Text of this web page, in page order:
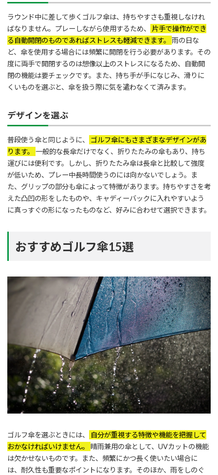
ラウンド中に差して歩くゴルフ傘は、持ちやすさも重視しなけれ
ばなりません。プレーしながら使用するため、
片手で操作ができ
る自動開閉のものであればストレスも軽減できます。 雨の日な
ど、傘を使用する場合には頻繁に開閉を行う必要があります。その
度に両手で開閉するのは想像以上のストレスになるため、自動開
閉の機能は要チェックです。また、持ち手が手になじみ、滑りに
くいものを選ぶと、傘を扱う際に気を遣わなくて済みます。
デザインを選ぶ
普段使う傘と同じように、
ゴルフ傘にもさまざまなデザインがあ
ります。 一般的な長傘だけでなく、折りたたみの傘もあり、持ち
運びには便利です。しかし、折りたたみ傘は長傘と比較して強度
が低いため、プレー中長時間使うのには向かないでしょう。ま
た、グリップの部分も傘によって特徴があります。持ちやすさを考
えた凸凹の形をしたものや、キャディーバックに入れやすいよう
に真っすぐの形になったものなど、好みに合わせて選択できます。
おすすめゴルフ傘15選
ゴルフ傘を選ぶときには、
自分が重視する特徴や機能を把握して
おかなければいけません。 晴雨兼用の傘として、UVカットの機能
は欠かせないものです。また、頻繁にかつ長く使いたい場合に
は、耐久性も重要なポイントになります。そのほか、雨をしのぐ